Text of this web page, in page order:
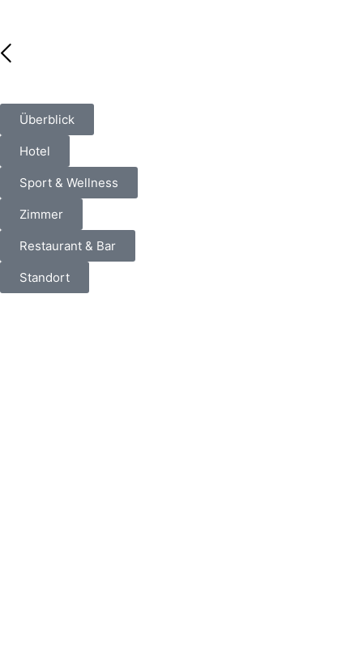
Überblick
Hotel
Sport & Wellness
Zimmer
Restaurant & Bar
Standort